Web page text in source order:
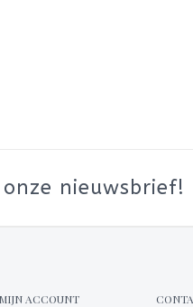
nieuwsbrief!
MIJN ACCOUNT